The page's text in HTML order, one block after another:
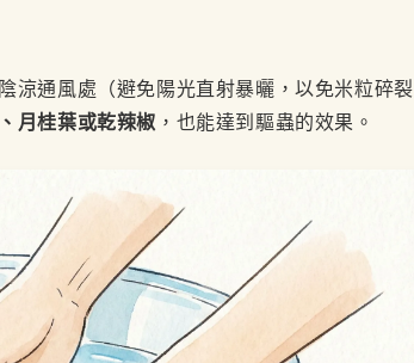
涼通風處（避免陽光直射暴曬，以免米粒碎裂
月桂葉或乾辣椒 ，也能達到驅蟲的效果。